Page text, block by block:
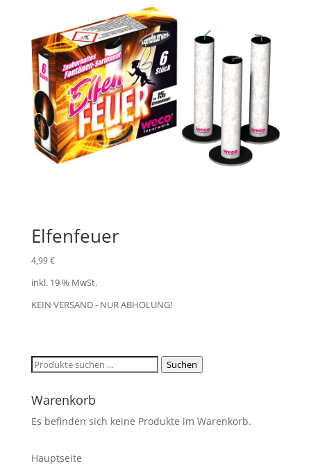
Elfenfeuer
4,99€
inkl. 19 % MwSt.
KEIN VERSAND - NUR ABHOLUNG!
Suchen
Suchen
Warenkorb
Es befinden sich keine Produkte im Warenkorb.
Hauptseite